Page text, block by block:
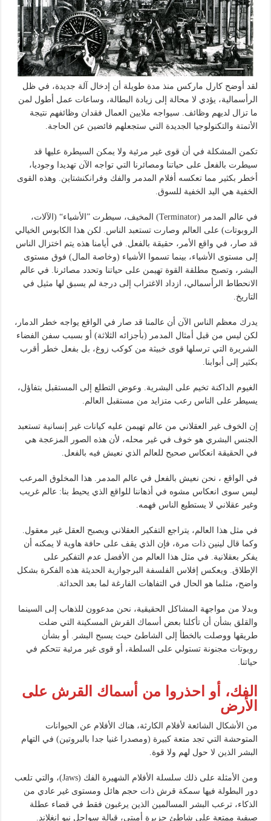
لقد أوضح كارل ماركس منذ مدة طويلة أن إدخال آلة جديدة، في ظل
الرأسمالية، يؤدي لا محالة إلى زيادة البطالة، وساعات عمل أطول لمن
ما تزال لديهم وظائف. سيواجه ملايين العمال فقدان وظائفهم نتيجة
الأتمتة والتكنولوجيا الجديدة التي ستجعلهم فائضين عن الحاجة.
تكمن المشكلة في أن قوى غير مرئية ولا يمكن السيطرة عليها قد
سيطرت بالفعل على حياتنا ومصائرنا التي تواجه الآن تهديدا وجوديا،
أخطر بكثير مما تعكسه أفلام المدمر والفك وفرانكنشتاين. وهذه القوى
الخفية هي اليد الخفية للسوق.
في عالم المدمر (Terminator) المخيف، سيطرت ”الأشياء“ (الآلات،
الروبوتات) على العالم وصارت تستعبد الناس. لكن هذا الكابوس الخيالي
قد صار، في واقع الأمر، حقيقة بالفعل. في أيامنا هذه يتم اختزال الناس
إلى مستوى الأشياء، بينما تسموا الأشياء (وخاصة المال) فوق مستوى
البشر، وتصبح مطلقة القوة تهيمن على حياتنا وتحدد مصائرنا. في عالم
الانحطاط الرأسمالي، ازداد الاغتراب إلى درجة لم يسبق لها مثيل في
التاريخ.
يدرك معظم الناس الآن أن عالمنا قد صار في الواقع يواجه خطر الدمار،
لكن ليس من قبل أمثال المدمر (بأجزائه الثلاثة) أو بسبب سفن الفضاء
الشريرة التي ترسلها قوى خبيثة من كوكب زوغ، بل بفعل خطر أقرب
بكثير إلى أبوابنا.
الغيوم الداكنة تخيم على البشرية. وعوض التطلع إلى المستقبل بتفاؤل،
يسيطر على الناس رعب متزايد من مستقبل العالم.
إن الخوف غير العقلاني من عالم تهيمن عليه كيانات غير إنسانية تستعبد
الجنس البشري هو خوف في غير محله، لأن هذه الصور المزعجة هي
في الحقيقة انعكاس صحيح للعالم الذي نعيش فيه بالفعل.
في الواقع ، نحن نعيش بالفعل في عالم المدمر. هذا المخلوق المرعب
ليس سوى انعكاس مشوه في أذهاننا للواقع الذي يحيط بنا: عالم غريب
وغير عقلاني لا يستطيع الناس فهمه.
في مثل هذا العالم، يتراجع التفكير العقلاني ويصبح العقل غير معقول.
وكما قال لينين ذات مرة، فإن الذي يقف على حافة هاوية لا يمكنه أن
يفكر بعقلانية. في مثل هذا العالم من الأفضل عدم التفكير على
الإطلاق. ويعكس إفلاس الفلسفة البرجوازية الحديثة هذه الفكرة بشكل
واضح، مثلما هو الحال في التفاهات الفارغة لما بعد الحداثة.
وبدلا من مواجهة المشاكل الحقيقية، نحن مدعوون للذهاب إلى السينما
والقلق بشأن أن تأكلنا بعض أسماك القرش المسكينة التي ضلت
طريقها ووصلت بالخطأ إلى الشاطئ حيث يسبح البشر. أو بشأن
روبوتات مجنونة تستولي على السلطة، أو قوى غير مرئية تتحكم في
حياتنا.
الفك، أو احذروا من أسماك القرش على
الأرض
من الأشكال الشائعة لأفلام الكارثة، هناك الأفلام عن الحيوانات
المتوحشة التي تجد متعة كبيرة (ومصدرا غنيا جدا بالبروتين) في التهام
البشر الذين لا حول لهم ولا قوة.
ومن الأمثلة على ذلك سلسلة الأفلام الشهيرة الفك (Jaws)، والتي تلعب
دور البطولة فيها سمكة قرش ذات حجم هائل ومستوى غير عادي من
الذكاء، ترعب البشر المسالمين الذين يرغبون فقط في قضاء عطلة
صيفية ممتعة على شاطئ جزيرة أميتي، قبالة سواحل نيو إنغلاند.